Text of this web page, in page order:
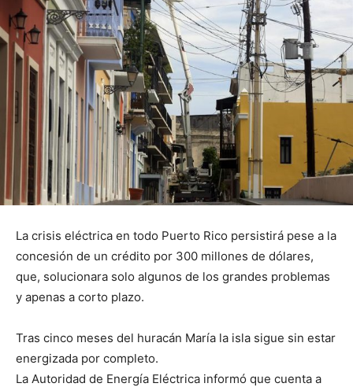
La crisis eléctrica en todo Puerto Rico persistirá pese a la
concesión de un crédito por 300 millones de dólares,
que, solucionara solo algunos de los grandes problemas
y apenas a corto plazo.
Tras cinco meses del huracán María la isla sigue sin estar
energizada por completo.
La Autoridad de Energía Eléctrica informó que cuenta a